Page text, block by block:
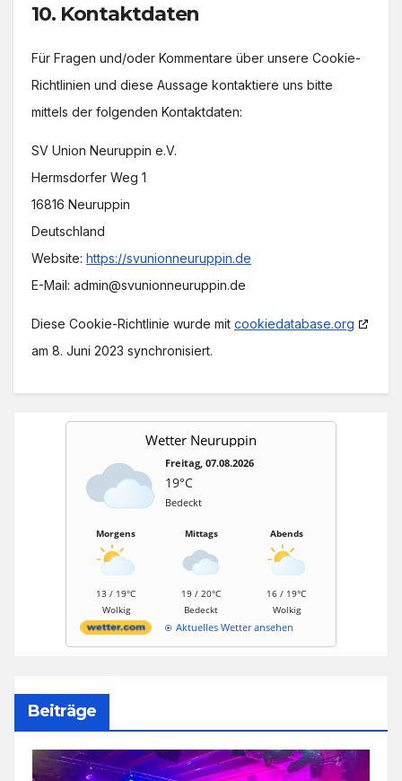
10. Kontaktdaten
Für Fragen und/oder Kommentare über unsere Cookie-
Richtlinien und diese Aussage kontaktiere uns bitte
mittels der folgenden Kontaktdaten:
SV Union Neuruppin e.V.
Hermsdorfer Weg 1
16816 Neuruppin
Deutschland
Website: https://svunionneuruppin.de
E-Mail: admin@svunionneuruppin.de
Diese Cookie-Richtlinie wurde mit cookiedatabase.org
am 8. Juni 2023 synchronisiert.
Wetter Neuruppin
Freitag, 07.08.2026
19°C
Bedeckt
Morgens
13 / 19°C
Wolkig
Mittags
19 / 20°C
Bedeckt
Abends
16 / 19°C
Wolkig
Aktuelles Wetter ansehen
Beiträge